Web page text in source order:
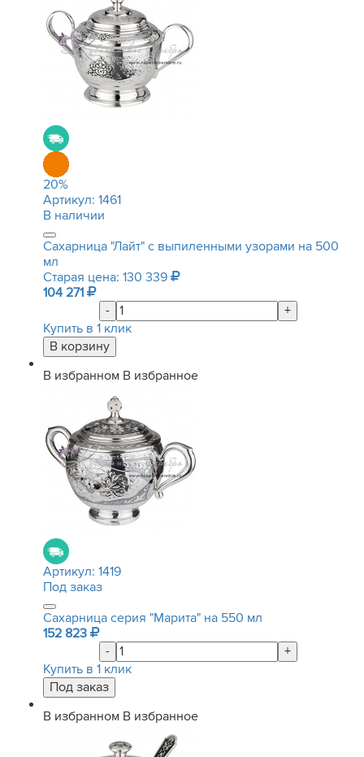
20%
Артикул: 1461
В наличии
Сахарница "Лайт" с выпиленными узорами на 500
мл
Старая цена: 130 339
104 271
-
+
Купить в 1 клик
В избранном В избранное
Артикул: 1419
Под заказ
Сахарница серия "Марита" на 550 мл
152 823
-
+
Купить в 1 клик
В избранном В избранное